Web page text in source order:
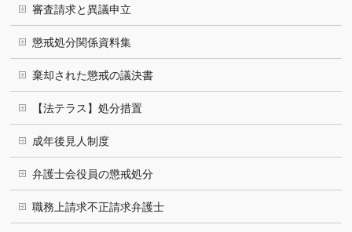
審査請求と異議申立
懲戒処分関係資料集
棄却された懲戒の議決書
【法テラス】処分措置
成年後見人制度
弁護士会役員の懲戒処分
職務上請求不正請求弁護士